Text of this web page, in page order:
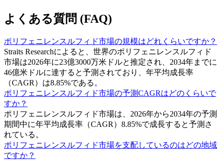
よくある質問 (FAQ)
ポリフェニレンスルフィド市場の規模はどれくらいですか？
Straits Researchによると、世界のポリフェニレンスルフィド
市場は2026年に23億3000万米ドルと推定され、2034年までに
46億米ドルに達すると予測されており、年平均成長率
（CAGR）は8.85%である。
ポリフェニレンスルフィド市場の予測CAGRはどのくらいで
すか？
ポリフェニレンスルフィド市場は、2026年から2034年の予測
期間中に年平均成長率（CAGR）8.85%で成長すると予測さ
れている。
ポリフェニレンスルフィド市場を支配しているのはどの地域
ですか？